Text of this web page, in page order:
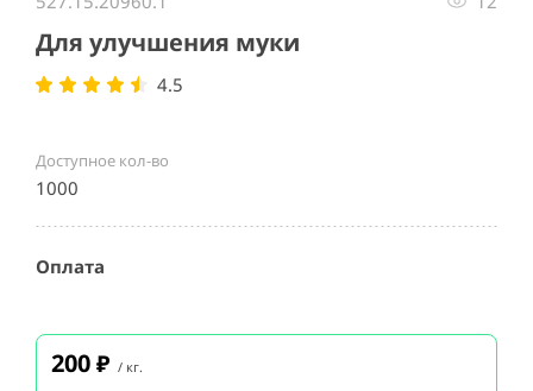
Для улучшения муки
4.5
Доступное кол-во
1000
Оплата
200₽ / кг.